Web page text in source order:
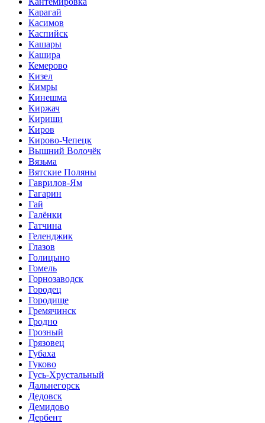
Карагай
Касимов
Каспийск
Кашары
Кашира
Кемерово
Кизел
Кимры
Кинешма
Киржач
Кириши
Киров
Кирово-Чепецк
Вышний Волочёк
Вязьма
Вятские Поляны
Гаврилов-Ям
Гагарин
Гай
Галёнки
Гатчина
Геленджик
Глазов
Голицыно
Гомель
Горнозаводск
Городец
Городище
Гремячинск
Гродно
Грозный
Грязовец
Губаха
Гуково
Гусь-Хрустальный
Дальнегорск
Дедовск
Демидово
Дербент